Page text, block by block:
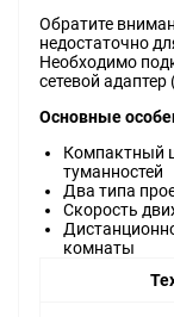
Обратите
недостаточно
Необходимо
сетевой
Основные
Компактный
туманностей
Два типа
Скорость
комнаты